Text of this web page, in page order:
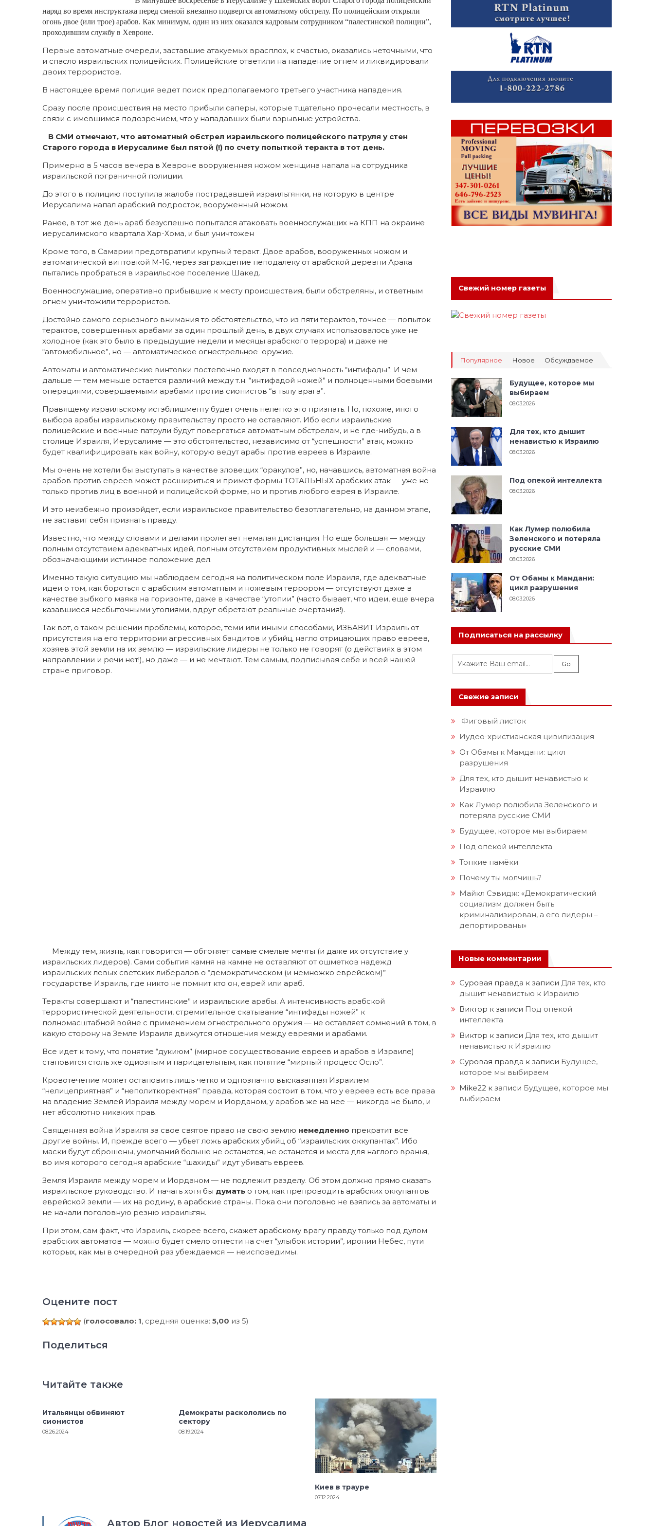
наряд во время инструктажа перед сменой внезапно подвергся автоматному обстрелу. По полицейским открыли
огонь двое (или трое) арабов. Как минимум, один из них оказался кадровым сотрудником “палестинской полиции”,
проходившим службу в Хевроне.
Первые автоматные очереди, заставшие атакуемых врасплох, к счастью, оказались неточными, что
и спасло израильских полицейских. Полицейские ответили на нападение огнем и ликвидировали
двоих террористов.
В настоящее время полиция ведет поиск предполагаемого третьего участника нападения.
Сразу после происшествия на место прибыли саперы, которые тщательно прочесали местность, в
связи с имевшимся подозрением, что у нападавших были взрывные устройства.
В СМИ отмечают, что автоматный обстрел израильского полицейского патруля у стен
Старого города в Иерусалиме был пятой (!) по счету попыткой теракта в тот день.
Примерно в 5 часов вечера в Хевроне вооруженная ножом женщина напала на сотрудника
израильской пограничной полиции.
До этого в полицию поступила жалоба пострадавшей израильтянки, на которую в центре
Иерусалима напал арабский подросток, вооруженный ножом.
Ранее, в тот же день араб безуспешно попытался атаковать военнослужащих на КПП на окраине
иерусалимского квартала Хар-Хома, и был уничтожен
Кроме того, в Самарии предотвратили крупный теракт. Двое арабов, вооруженных ножом и
автоматической винтовкой М-16, через заграждение неподалеку от арабской деревни Арака
пытались пробраться в израильское поселение Шакед.
Военнослужащие, оперативно прибывшие к месту происшествия, были обстреляны, и ответным
огнем уничтожили террористов.
Достойно самого серьезного внимания то обстоятельство, что из пяти терактов, точнее — попыток
терактов, совершенных арабами за один прошлый день, в двух случаях использовалось уже не
холодное (как это было в предыдущие недели и месяцы арабского террора) и даже не
“автомобильное”, но — автоматическое огнестрельное оружие.
Автоматы и автоматические винтовки постепенно входят в повседневность “интифады”. И чем
дальше — тем меньше остается различий между т.н. “интифадой ножей” и полноценными боевыми
операциями, совершаемыми арабами против сионистов “в тылу врага”.
Правящему израильскому истэблишменту будет очень нелегко это признать. Но, похоже, иного
выбора арабы израильскому правительству просто не оставляют. Ибо если израильские
полицейские и военные патрули будут повергаться автоматным обстрелам, и не где-нибудь, а в
столице Израиля, Иерусалиме — это обстоятельство, независимо от “успешности” атак, можно
будет квалифицировать как войну, которую ведут арабы против евреев в Израиле.
Мы очень не хотели бы выступать в качестве зловещих “оракулов”, но, начавшись, автоматная война
арабов против евреев может расшириться и примет формы ТОТАЛЬНЫХ арабских атак — уже не
только против лиц в военной и полицейской форме, но и против любого еврея в Израиле.
И это неизбежно произойдет, если израильское правительство безотлагательно, на данном этапе,
не заставит себя признать правду.
Известно, что между словами и делами пролегает немалая дистанция. Но еще большая — между
полным отсутствием адекватных идей, полным отсутствием продуктивных мыслей и — словами,
обозначающими истинное положение дел.
Именно такую ситуацию мы наблюдаем сегодня на политическом поле Израиля, где адекватные
идеи о том, как бороться с арабским автоматным и ножевым террором — отсутствуют даже в
качестве зыбкого маяка на горизонте, даже в качестве “утопии” (часто бывает, что идеи, еще вчера
казавшиеся несбыточными утопиями, вдруг обретают реальные очертания!).
Так вот, о таком решении проблемы, которое, теми или иными способами, ИЗБАВИТ Израиль от
присутствия на его территории агрессивных бандитов и убийц, нагло отрицающих право евреев,
хозяев этой земли на их землю — израильские лидеры не только не говорят (о действиях в этом
направлении и речи нет!), но даже — и не мечтают. Тем самым, подписывая себе и всей нашей
стране приговор.
Между тем, жизнь, как говорится — обгоняет самые смелые мечты (и даже их отсутствие у
израильских лидеров). Сами события камня на камне не оставляют от ошметков надежд
израильских левых светских либералов о “демократическом (и немножко еврейском)”
государстве Израиль, где никто не помнит кто он, еврей или араб.
Теракты совершают и “палестинские” и израильские арабы. А интенсивность арабской
террористической деятельности, стремительное скатывание “интифады ножей” к
полномасштабной войне с применением огнестрельного оружия — не оставляет сомнений в том, в
какую сторону на Земле Израиля движутся отношения между евреями и арабами.
Все идет к тому, что понятие “дукиюм” (мирное сосуществование евреев и арабов в Израиле)
становится столь же одиозным и нарицательным, как понятие “мирный процесс Осло”.
Кровотечение может остановить лишь четко и однозначно высказанная Израилем
“нелицеприятная” и “неполиткоректная” правда, которая состоит в том, что у евреев есть все права
на владение Землей Израиля между морем и Иорданом, у арабов же на нее — никогда не было, и
нет абсолютно никаких прав.
Священная война Израиля за свое святое право на свою землю немедленно прекратит все
другие войны. И, прежде всего — убьет ложь арабских убийц об “израильских оккупантах”. Ибо
маски будут сброшены, умолчаний больше не останется, не останется и места для наглого вранья,
во имя которого сегодня арабские “шахиды” идут убивать евреев.
Земля Израиля между морем и Иорданом — не подлежит разделу. Об этом должно прямо сказать
израильское руководство. И начать хотя бы думать о том, как препроводить арабских оккупантов
еврейской земли — их на родину, в арабские страны. Пока они поголовно не взялись за автоматы и
не начали поголовную резню израильтян.
При этом, сам факт, что Израиль, скорее всего, скажет арабскому врагу правду только под дулом
арабских автоматов — можно будет смело отнести на счет “улыбок истории”, иронии Небес, пути
которых, как мы в очередной раз убеждаемся — неисповедимы.
Оцените пост
(голосовало: 1, средняя оценка: 5,00 из 5)
Поделиться
Читайте также
Итальянцы обвиняют
сионистов
08.26.2024
Демократы раскололись по
сектору
08.19.2024
Киев в трауре
07.12.2024
Автор Блог новостей из Иерусалима
Свежий номер газеты
Популярное Новое Обсуждаемое
Будущее, которое мы
выбираем
08.03.2026
Для тех, кто дышит
ненавистью к Израилю
08.03.2026
Под опекой интеллекта
08.03.2026
Как Лумер полюбила
Зеленского и потеряла
русские СМИ
08.03.2026
От Обамы к Мамдани:
цикл разрушения
08.03.2026
Подписаться на рассылку
Свежие записи
Фиговый листок
Иудео-христианская цивилизация
От Обамы к Мамдани: цикл
разрушения
Для тех, кто дышит ненавистью к
Израилю
Как Лумер полюбила Зеленского и
потеряла русские СМИ
Будущее, которое мы выбираем
Под опекой интеллекта
Тонкие намёки
Почему ты молчишь?
Майкл Сэвидж: «Демократический
социализм должен быть
криминализирован, а его лидеры –
депортированы»
Новые комментарии
Суровая правда к записи Для тех, кто
дышит ненавистью к Израилю
Виктор к записи Под опекой
интеллекта
Виктор к записи Для тех, кто дышит
ненавистью к Израилю
Суровая правда к записи Будущее,
которое мы выбираем
Mike22 к записи Будущее, которое мы
выбираем